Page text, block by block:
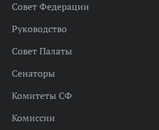
Совет Федерации
Руководство
Совет Палаты
Сенаторы
Комитеты СФ
Комиссии